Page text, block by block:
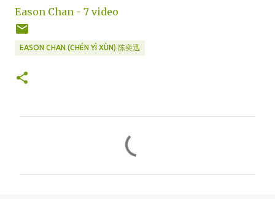
Eason Chan - 7 video
EASON CHAN (CHÉN YÌ XÙN) 陈奕迅